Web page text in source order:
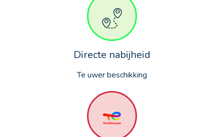
Directe nabijheid
Te uwer beschikking